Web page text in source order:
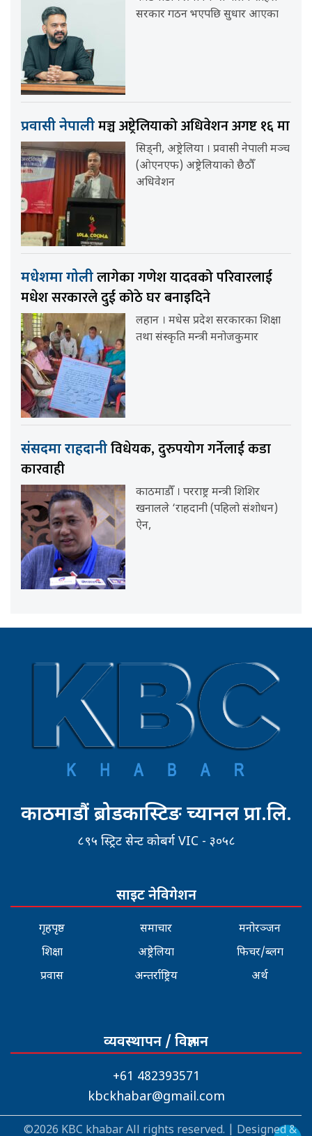
सरकार गठन भएपछि सुधार आएका
प्रवासी नेपालीमञ्च अष्ट्रेलियाको अधिवेशन अगष्ट १६ मा
सिड्नी, अष्ट्रेलिया । प्रवासी नेपाली मञ्च
(ओएनएफ) अष्ट्रेलियाको छैठौँ
अधिवेशन
मधेशमा गोलीलागेका गणेश यादवको परिवारलाई
मधेश सरकारले दुई कोठे घर बनाइदिने
लहान । मधेस प्रदेश सरकारका शिक्षा
तथा संस्कृति मन्त्री मनोजकुमार
संसदमा राहदानीविधेयक, दुरुपयोग गर्नेलाई कडा
कारवाही
काठमाडौँ । परराष्ट्र मन्त्री शिशिर
खनालले ‘राहदानी (पहिलो संशोधन)
ऐन,
काठमाडौं ब्रोडकास्टिङ च्यानल प्रा.लि.
८९५ स्ट्रिट सेन्ट कोबर्ग VIC - ३०५८
साइट नेविगेशन
गृहपृष्ठ
शिक्षा
प्रवास
समाचार
अष्ट्रेलिया
अन्तर्राष्ट्रिय
मनोरञ्जन
फिचर/ब्लग
अर्थ
व्यवस्थापन / विज्ञापन
+61 482393571
kbckhabar@gmail.com
©2026 KBC khabar All rights reserved. | Designed &